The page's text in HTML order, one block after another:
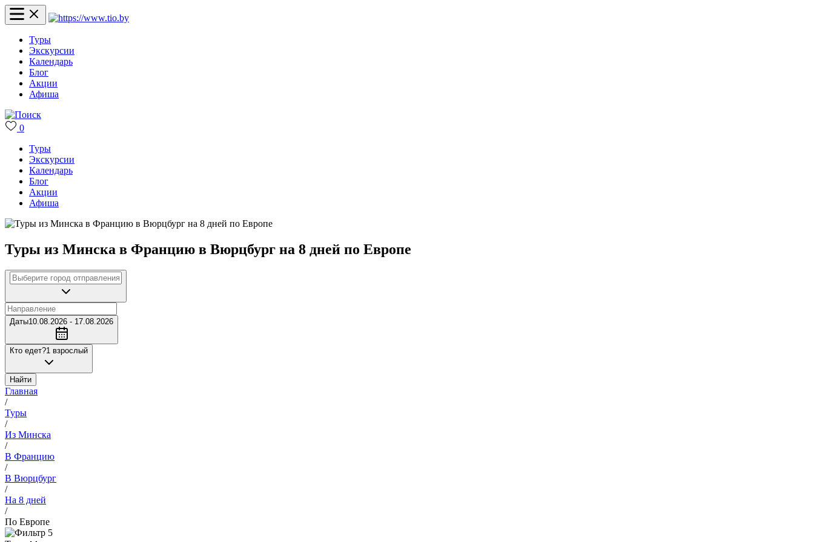
Туры
Экскурсии
Календарь
Блог
Акции
Афиша
0
Туры
Экскурсии
Календарь
Блог
Акции
Афиша
Туры из Минска в Францию в Вюрцбург на 8 дней по Европе
Даты10.08.2026 - 17.08.2026
Кто едет?1 взрослый
Найти
Главная
/
Туры
/
Из Минска
/
В Францию
/
В Вюрцбург
/
На 8 дней
/
По Европе
5